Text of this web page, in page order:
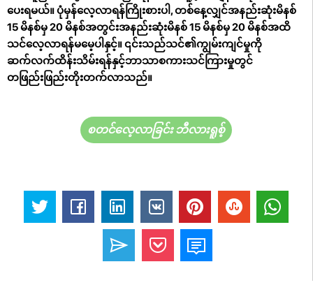
ပေးရမယ်။ ပုံမှန်လေ့လာရန်ကြိုးစားပါ, တစ်နေ့လျှင်အနည်းဆုံးမိနစ်
15 မိနစ်မှ 20 မိနစ်အတွင်းအနည်းဆုံးမိနစ် 15 မိနစ်မှ 20 မိနစ်အထိ
သင်လေ့လာရန်မမေ့ပါနှင့်။ ၎င်းသည်သင်၏ကျွမ်းကျင်မှုကို
ဆက်လက်ထိန်းသိမ်းရန်နှင့်ဘာသာစကားသင်ကြားမှုတွင်
တဖြည်းဖြည်းတိုးတက်လာသည်။
စတင်လေ့လာခြင်း ဘီလားရူစ့်